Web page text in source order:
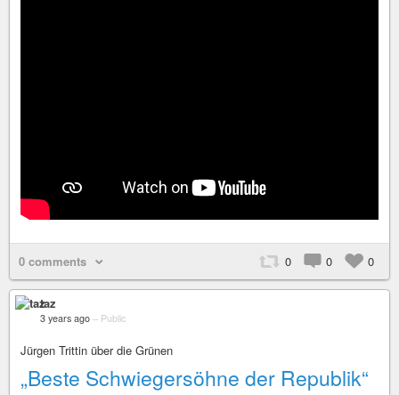
0 comments 0 0 0
taz
3 years ago – Public
Jürgen Trittin über die Grünen
„Beste Schwiegersöhne der Republik“